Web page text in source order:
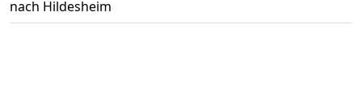
nach Hildesheim